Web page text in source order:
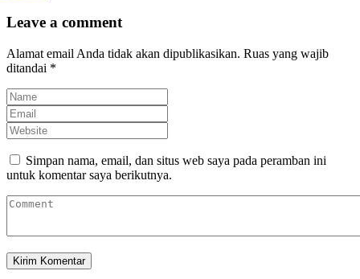
Leave a comment
Alamat email Anda tidak akan dipublikasikan. Ruas yang wajib
ditandai *
Simpan nama, email, dan situs web saya pada peramban ini
untuk komentar saya berikutnya.